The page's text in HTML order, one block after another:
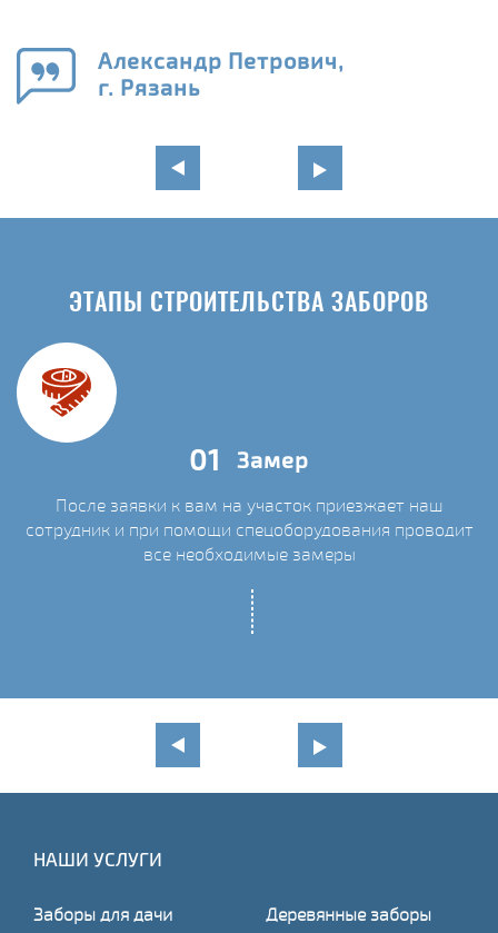
Александр Петрович,
г. Рязань
ЭТАПЫ СТРОИТЕЛЬСТВА ЗАБОРОВ
01 Замер
После заявки к вам на участок приезжает наш
сотрудник и при помощи спецоборудования проводит
все необходимые замеры
НАШИ УСЛУГИ
Заборы для дачи
Деревянные заборы